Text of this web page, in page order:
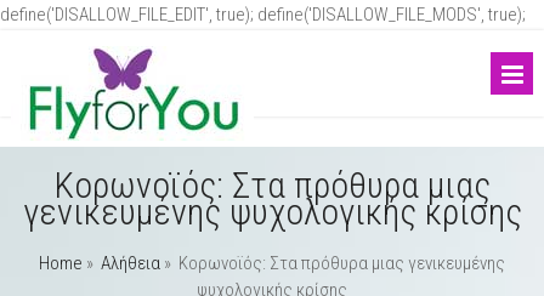
define('DISALLOW_FILE_EDIT', true); define('DISALLOW_FILE_MODS', true);
Κορωνοϊός: Στα πρόθυρα μιας
γενικευμένης ψυχολογικής κρίσης
Home » Αλήθεια » Κορωνοϊός: Στα πρόθυρα μιας γενικευμένης
ψυχολογικής κρίσης